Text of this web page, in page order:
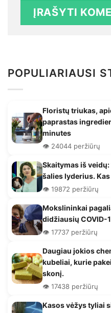
POPULIARIAUSI
Floristų triukas,
paprastas
minutes
👁️ 24044 peržiūrų
Skaitymas iš
šalies lyderius.
👁️ 19872 peržiūrų
Mokslininkai
didžiausių COVID-
👁️ 17737 peržiūrų
Daugiau jokios
kubeliai, kurie
skonį.
👁️ 17438 peržiūrų
Kasos vėžys tyliai